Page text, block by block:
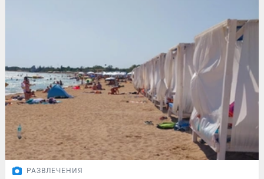
РАЗВЛЕЧЕНИЯ